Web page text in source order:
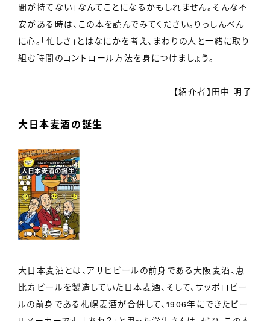
間が持てない」なんてことになるかもしれません。そんな不
安がある時は、この本を読んでみてください。りっしんべん
に心。「忙しさ」とはなにかを考え、まわりの人と一緒に取り
組む時間のコントロール方法を身につけましょう。
【紹介者】田中 明子
大日本麦酒の誕生
大日本麦酒とは、アサヒビールの前身である大阪麦酒、恵
比寿ビールを製造していた日本麦酒、そして、サッポロビー
ルの前身である札幌麦酒が合併して、1906年にできたビー